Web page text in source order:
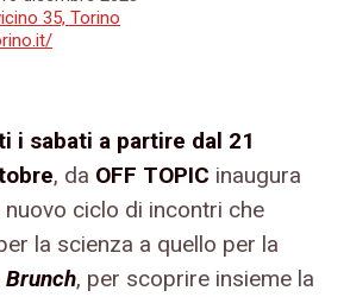
35, Torino
i sabati a partire dal 21
, da OFF TOPIC inaugura
nuovo ciclo di incontri che
la scienza a quello per la
Brunch, per scoprire insieme la